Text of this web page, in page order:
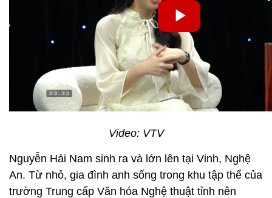
Video: VTV
Nguyễn Hải Nam sinh ra và lớn lên tại Vinh, Nghệ
An. Từ nhỏ, gia đình anh sống trong khu tập thể của
trường Trung cấp Văn hóa Nghệ thuật tỉnh nên